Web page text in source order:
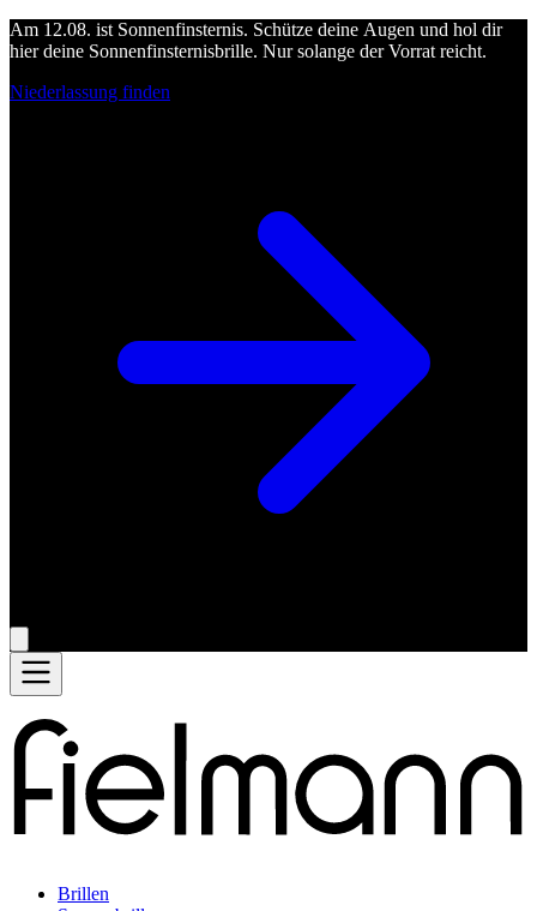
Am 12.08. ist Sonnenfinsternis. Schütze deine Augen und hol dir
hier deine Sonnenfinsternisbrille. Nur solange der Vorrat reicht.
Niederlassung finden
Brillen